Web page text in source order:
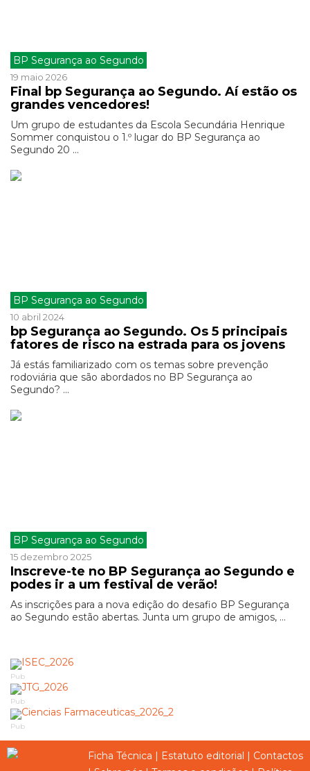
BP Segurança ao Segundo
19 maio 2026
Final bp Segurança ao Segundo. Aí estão os
grandes vencedores!
Um grupo de estudantes da Escola Secundária Henrique
Sommer conquistou o 1.º lugar do BP Segurança ao
Segundo 20 ...
BP Segurança ao Segundo
10 abril 2024
bp Segurança ao Segundo. Os 5 principais
fatores de risco na estrada para os jovens
Já estás familiarizado com os temas sobre prevenção
rodoviária que são abordados no BP Segurança ao
Segundo? ...
BP Segurança ao Segundo
15 dezembro 2025
Inscreve-te no BP Segurança ao Segundo e
podes ir a um festival de verão!
As inscrições para a nova edição do desafio BP Segurança
ao Segundo estão abertas. Junta um grupo de amigos, ...
Pub
Pub
Pub
Ficha Técnica | Estatuto editorial | Contactos